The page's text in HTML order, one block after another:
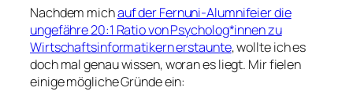
Nachdem michauf der Fernuni-Alumnifeier die
ungefähre 20:1 Ratio von Psycholog*innen zu
Wirtschaftsinformatikern erstaunte, wollte ich es
doch mal genau wissen, woran es liegt. Mir fielen
einige mögliche Gründe ein: